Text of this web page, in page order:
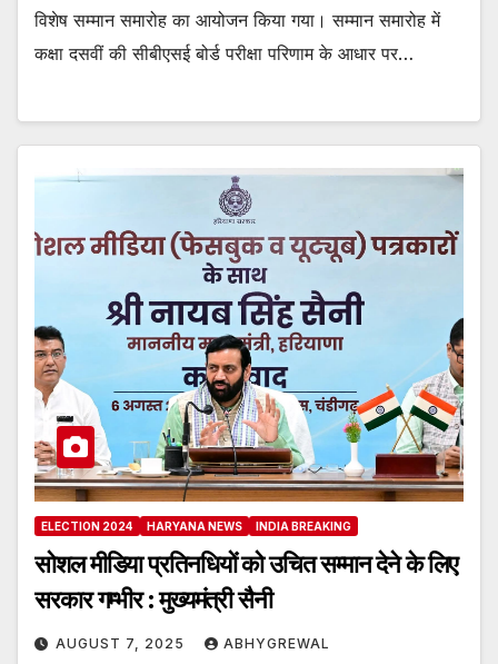
विशेष सम्मान समारोह का आयोजन किया गया। सम्मान समारोह में
कक्षा दसवीं की सीबीएसई बोर्ड परीक्षा परिणाम के आधार पर…
ELECTION 2024 HARYANA NEWS INDIA BREAKING
सोशल मीडिया प्रतिनधियों को उचित सम्मान देने के लिए
सरकार गम्भीर : मुख्यमंत्री सैनी
AUGUST 7, 2025 ABHYGREWAL